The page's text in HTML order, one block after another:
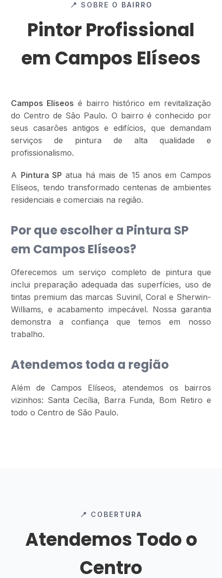
📍 SOBRE O BAIRRO
Pintor Profissional
em Campos Elíseos
Campos Elíseos é bairro histórico em revitalização
do Centro de São Paulo. O bairro é conhecido por
seus casarões antigos e edifícios, que demandam
serviços de pintura de alta qualidade e
profissionalismo.
A Pintura SP atua há mais de 15 anos em Campos
Elíseos, tendo transformado centenas de ambientes
residenciais e comerciais na região.
Por que escolher a Pintura SP
em Campos Elíseos?
Oferecemos um serviço completo de pintura que
inclui preparação adequada das superfícies, uso de
tintas premium das marcas Suvinil, Coral e Sherwin-
Williams, e acabamento impecável. Nossa garantia
demonstra a confiança que temos em nosso
trabalho.
Atendemos toda a região
Além de Campos Elíseos, atendemos os bairros
vizinhos: Santa Cecília, Barra Funda, Bom Retiro e
todo o Centro de São Paulo.
📍 COBERTURA
Atendemos Todo o
Centro